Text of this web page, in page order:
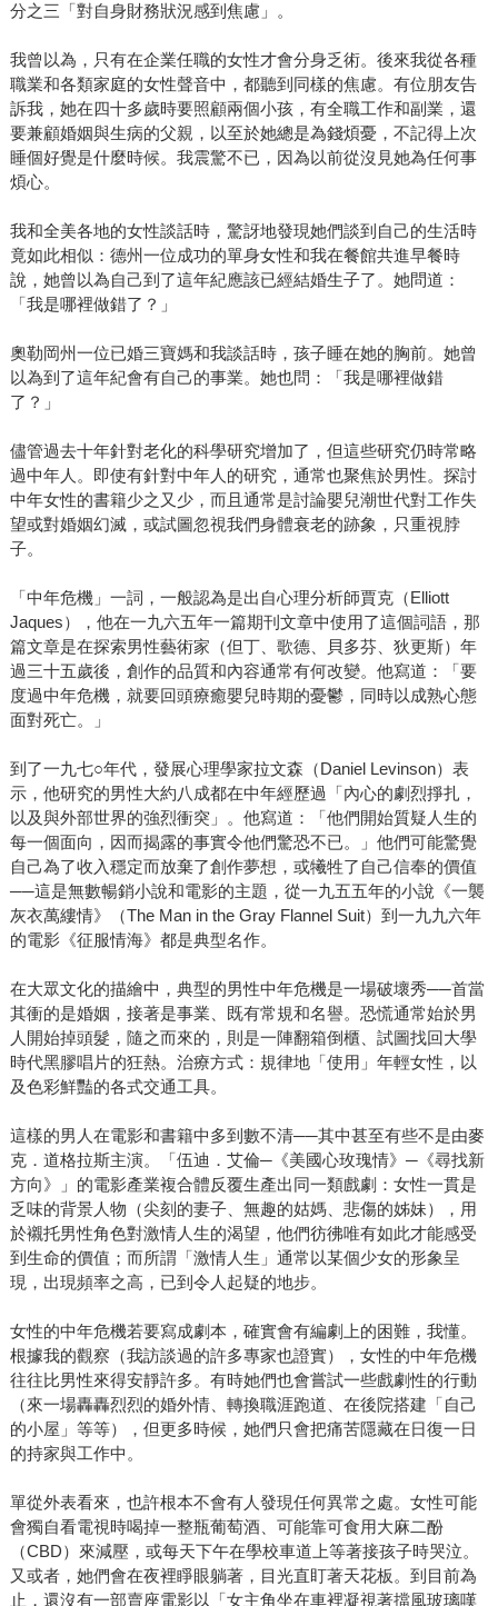
分之三「對自身財務狀況感到焦慮」。
我曾以為，只有在企業任職的女性才會分身乏術。後來我從各種
職業和各類家庭的女性聲音中，都聽到同樣的焦慮。有位朋友告
訴我，她在四十多歲時要照顧兩個小孩，有全職工作和副業，還
要兼顧婚姻與生病的父親，以至於她總是為錢煩憂，不記得上次
睡個好覺是什麼時候。我震驚不已，因為以前從沒見她為任何事
煩心。
我和全美各地的女性談話時，驚訝地發現她們談到自己的生活時
竟如此相似：德州一位成功的單身女性和我在餐館共進早餐時
說，她曾以為自己到了這年紀應該已經結婚生子了。她問道：
「我是哪裡做錯了？」
奧勒岡州一位已婚三寶媽和我談話時，孩子睡在她的胸前。她曾
以為到了這年紀會有自己的事業。她也問：「我是哪裡做錯
了？」
儘管過去十年針對老化的科學研究增加了，但這些研究仍時常略
過中年人。即使有針對中年人的研究，通常也聚焦於男性。探討
中年女性的書籍少之又少，而且通常是討論嬰兒潮世代對工作失
望或對婚姻幻滅，或試圖忽視我們身體衰老的跡象，只重視脖
子。
「中年危機」一詞，一般認為是出自心理分析師賈克（Elliott
Jaques），他在一九六五年一篇期刊文章中使用了這個詞語，那
篇文章是在探索男性藝術家（但丁、歌德、貝多芬、狄更斯）年
過三十五歲後，創作的品質和內容通常有何改變。他寫道：「要
度過中年危機，就要回頭療癒嬰兒時期的憂鬱，同時以成熟心態
面對死亡。」
到了一九七○年代，發展心理學家拉文森（Daniel Levinson）表
示，他研究的男性大約八成都在中年經歷過「內心的劇烈掙扎，
以及與外部世界的強烈衝突」。他寫道：「他們開始質疑人生的
每一個面向，因而揭露的事實令他們驚恐不已。」他們可能驚覺
自己為了收入穩定而放棄了創作夢想，或犧牲了自己信奉的價值
──這是無數暢銷小說和電影的主題，從一九五五年的小說《一襲
灰衣萬縷情》（The Man in the Gray Flannel Suit）到一九九六年
的電影《征服情海》都是典型名作。
在大眾文化的描繪中，典型的男性中年危機是一場破壞秀──首當
其衝的是婚姻，接著是事業、既有常規和名譽。恐慌通常始於男
人開始掉頭髮，隨之而來的，則是一陣翻箱倒櫃、試圖找回大學
時代黑膠唱片的狂熱。治療方式：規律地「使用」年輕女性，以
及色彩鮮豔的各式交通工具。
這樣的男人在電影和書籍中多到數不清──其中甚至有些不是由麥
克．道格拉斯主演。「伍迪．艾倫─《美國心玫瑰情》─《尋找新
方向》」的電影產業複合體反覆生產出同一類戲劇：女性一貫是
乏味的背景人物（尖刻的妻子、無趣的姑媽、悲傷的姊妹），用
於襯托男性角色對激情人生的渴望，他們彷彿唯有如此才能感受
到生命的價值；而所謂「激情人生」通常以某個少女的形象呈
現，出現頻率之高，已到令人起疑的地步。
女性的中年危機若要寫成劇本，確實會有編劇上的困難，我懂。
根據我的觀察（我訪談過的許多專家也證實），女性的中年危機
往往比男性來得安靜許多。有時她們也會嘗試一些戲劇性的行動
（來一場轟轟烈烈的婚外情、轉換職涯跑道、在後院搭建「自己
的小屋」等等），但更多時候，她們只會把痛苦隱藏在日復一日
的持家與工作中。
單從外表看來，也許根本不會有人發現任何異常之處。女性可能
會獨自看電視時喝掉一整瓶葡萄酒、可能靠可食用大麻二酚
（CBD）來減壓，或每天下午在學校車道上等著接孩子時哭泣。
又或者，她們會在夜裡睜眼躺著，目光直盯著天花板。到目前為
止，還沒有一部賣座電影以「女主角坐在車裡凝視著擋風玻璃嘆